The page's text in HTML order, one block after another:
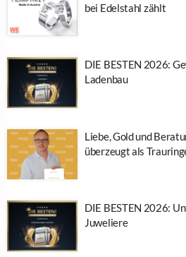
bei Edelstahl zählt
DIE BESTEN 2026:
Ladenbau
Liebe, Gold und
überzeugt als
DIE BESTEN 2026:
Juweliere